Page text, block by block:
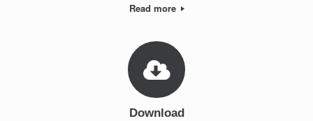
Read more
Download